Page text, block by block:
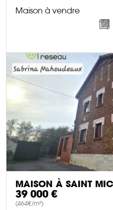
Maison à vendre
DÉCOUVRIR CE BIEN
MAISON À SAINT
39 000 €
(464€/m²)